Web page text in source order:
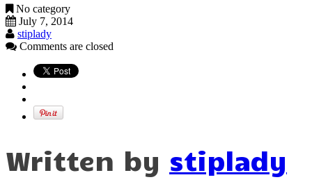
No category
July 7, 2014
stiplady
Comments are closed
Written by stiplady